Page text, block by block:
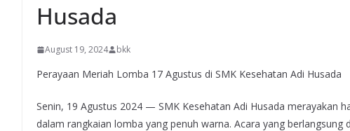
Husada
August 19, 2024 bkk
Perayaan Meriah Lomba 17 Agustus di SMK Kesehatan Adi Husada
Senin, 19 Agustus 2024 — SMK Kesehatan Adi Husada merayakan
dalam rangkaian lomba yang penuh warna. Acara yang